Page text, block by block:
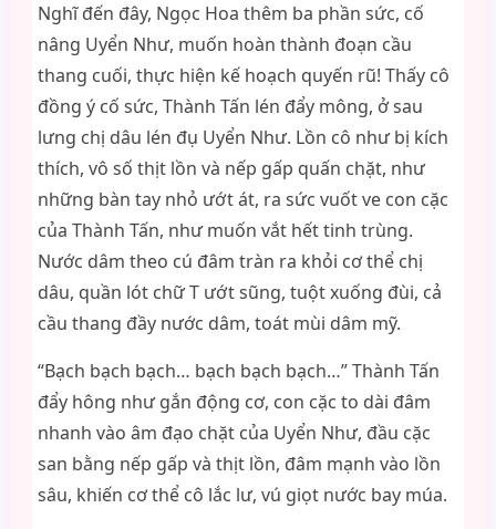
Nghĩ đến đây, Ngọc Hoa thêm ba phần sức, cố
nâng Uyển Như, muốn hoàn thành đoạn cầu
thang cuối, thực hiện kế hoạch quyến rũ! Thấy cô
đồng ý cố sức, Thành Tấn lén đẩy mông, ở sau
lưng chị dâu lén đụ Uyển Như. Lồn cô như bị kích
thích, vô số thịt lồn và nếp gấp quấn chặt, như
những bàn tay nhỏ ướt át, ra sức vuốt ve con cặc
của Thành Tấn, như muốn vắt hết tinh trùng.
Nước dâm theo cú đâm tràn ra khỏi cơ thể chị
dâu, quần lót chữ T ướt sũng, tuột xuống đùi, cả
cầu thang đầy nước dâm, toát mùi dâm mỹ.
“Bạch bạch bạch… bạch bạch bạch…” Thành Tấn
đẩy hông như gắn động cơ, con cặc to dài đâm
nhanh vào âm đạo chặt của Uyển Như, đầu cặc
san bằng nếp gấp và thịt lồn, đâm mạnh vào lồn
sâu, khiến cơ thể cô lắc lư, vú giọt nước bay múa.